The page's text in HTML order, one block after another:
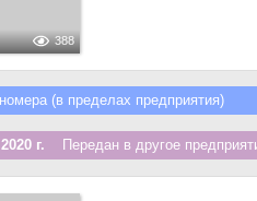
388
(в пределах предприятия)
г. Передан в другое